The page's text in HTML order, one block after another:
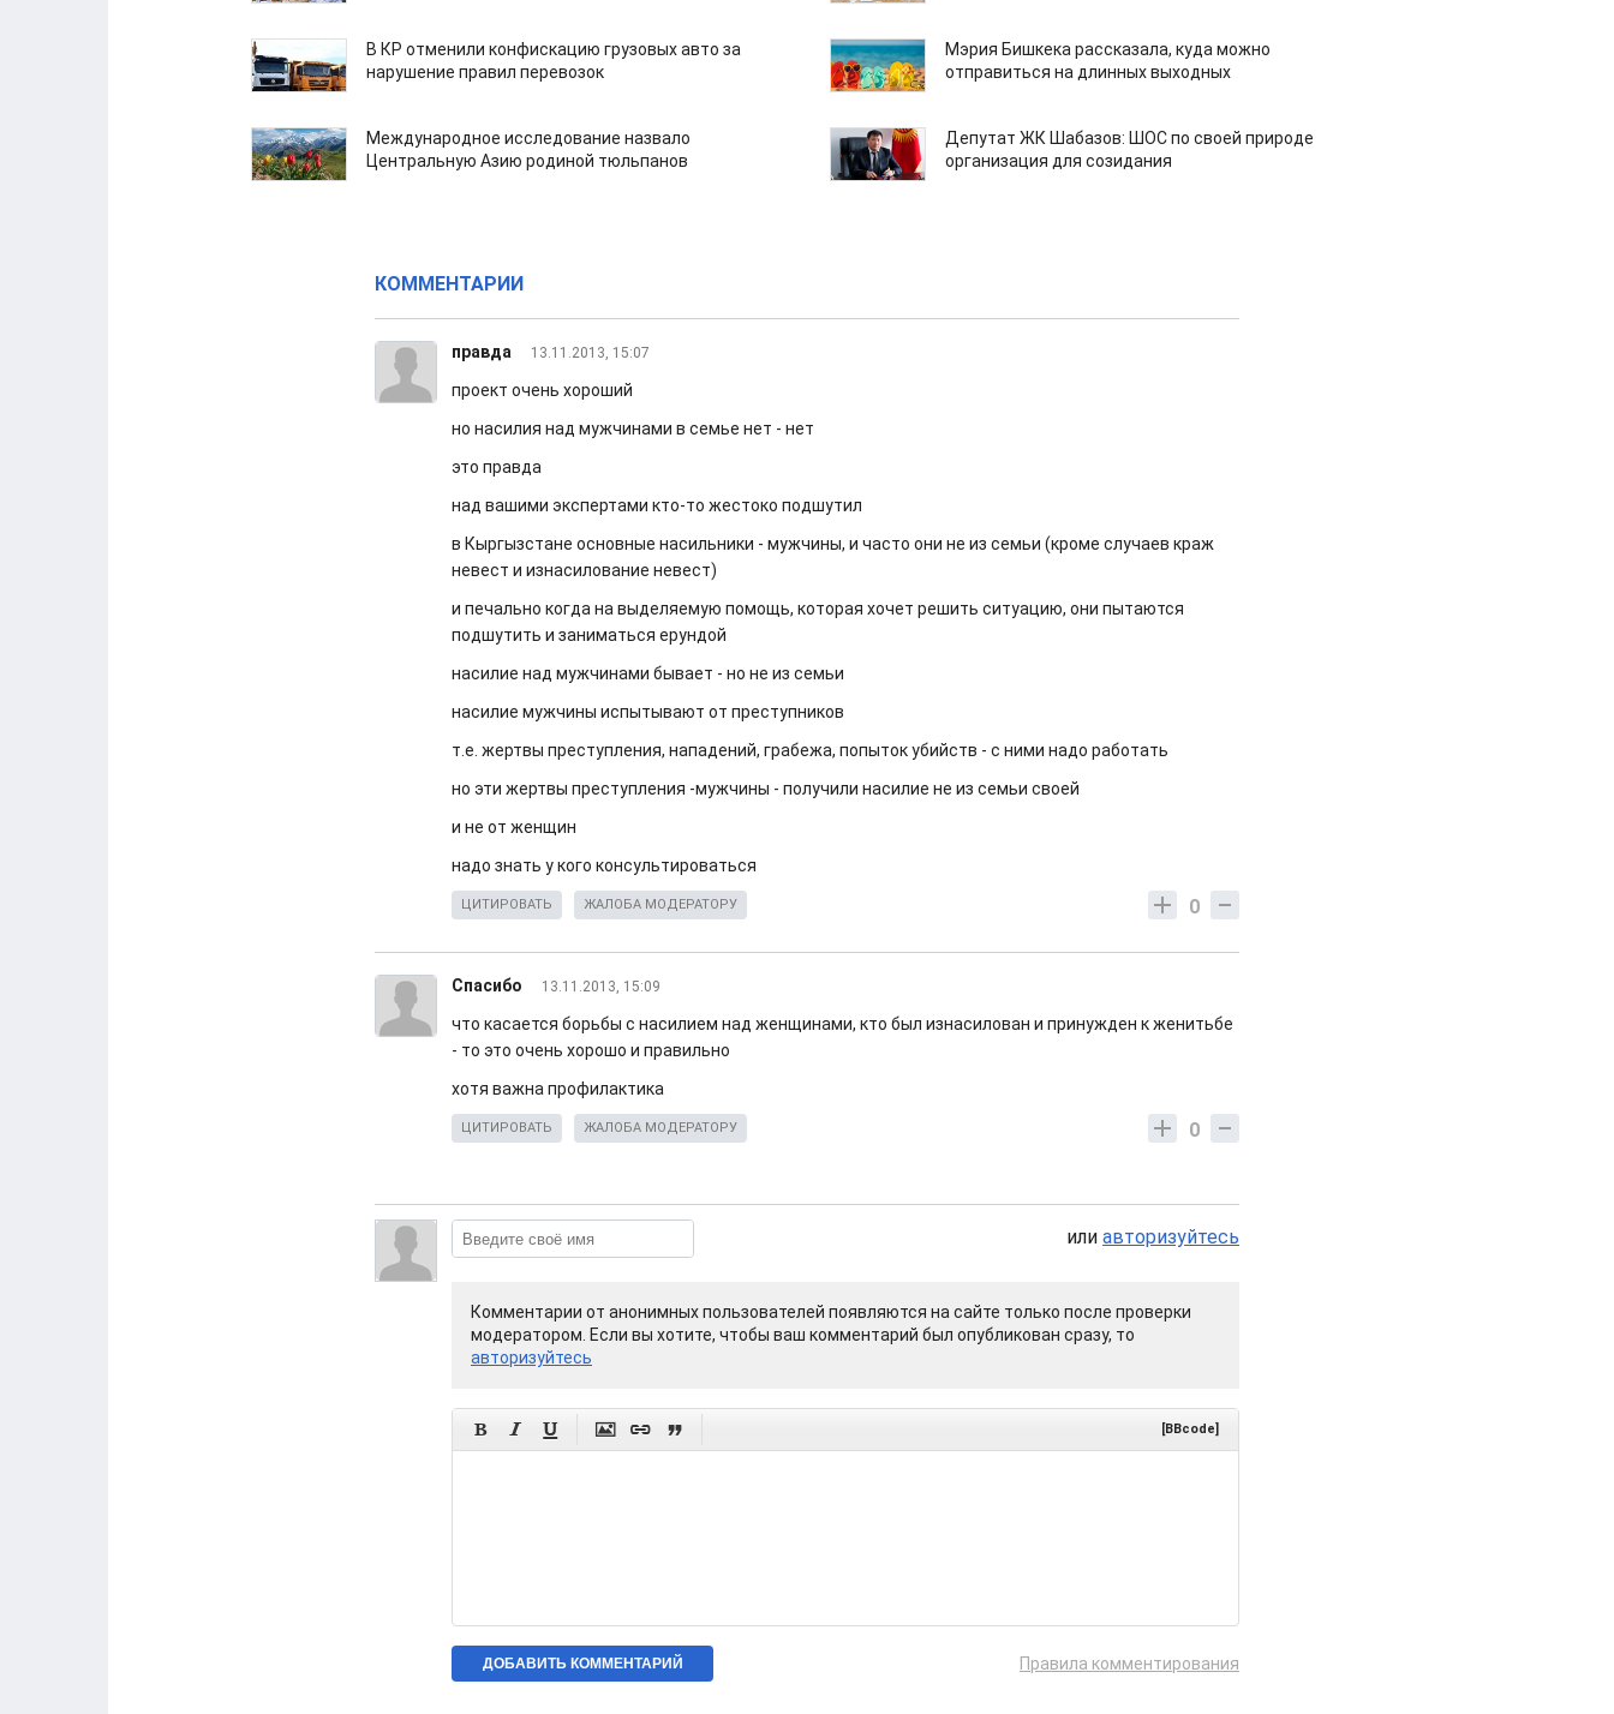
В КР отменили конфискацию грузовых авто за
нарушение правил перевозок
Мэрия Бишкека рассказала, куда можно
отправиться на длинных выходных
Международное исследование назвало
Центральную Азию родиной тюльпанов
Депутат ЖК Шабазов: ШОС по своей природе
организация для созидания
КОММЕНТАРИИ
правда 13.11.2013, 15:07
проект очень хороший
но насилия над мужчинами в семье нет - нет
это правда
над вашими экспертами кто-то жестоко подшутил
в Кыргызстане основные насильники - мужчины, и часто они не из семьи (кроме случаев краж
невест и изнасилование невест)
и печально когда на выделяемую помощь, которая хочет решить ситуацию, они пытаются
подшутить и заниматься ерундой
насилие над мужчинами бывает - но не из семьи
насилие мужчины испытывают от преступников
т.е. жертвы преступления, нападений, грабежа, попыток убийств - с ними надо работать
но эти жертвы преступления -мужчины - получили насилие не из семьи своей
и не от женщин
надо знать у кого консультироваться
0
ЦИТИРОВАТЬ ЖАЛОБА МОДЕРАТОРУ
Спасибо 13.11.2013, 15:09
что касается борьбы с насилием над женщинами, кто был изнасилован и принужден к женитьбе
- то это очень хорошо и правильно
хотя важна профилактика
0
ЦИТИРОВАТЬ ЖАЛОБА МОДЕРАТОРУ
или авторизуйтесь
Комментарии от анонимных пользователей появляются на сайте только после проверки
модератором. Если вы хотите, чтобы ваш комментарий был опубликован сразу, то
авторизуйтесь
      [BBcode]
Правила комментирования